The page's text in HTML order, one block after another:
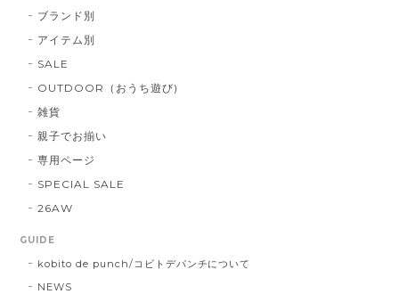
ブランド別
アイテム別
SALE
OUTDOOR（おうち遊び)
雑貨
親子でお揃い
専用ページ
SPECIAL SALE
26AW
GUIDE
kobito de punch/コビトデパンチについて
NEWS